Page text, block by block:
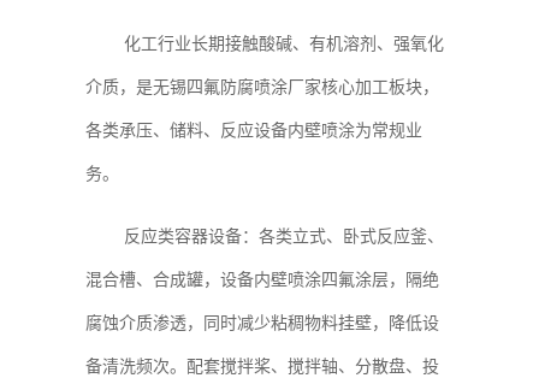
化工行业长期接触酸碱、有机溶剂、强氧化
介质，是无锡四氟防腐喷涂厂家核心加工板块，
各类承压、储料、反应设备内壁喷涂为常规业
务。
反应类容器设备：各类立式、卧式反应釜、
混合槽、合成罐，设备内壁喷涂四氟涂层，隔绝
腐蚀介质渗透，同时减少粘稠物料挂壁，降低设
备清洗频次。配套搅拌桨、搅拌轴、分散盘、投